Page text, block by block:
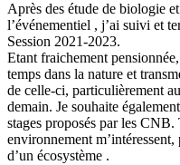
Après des étude de biologie
l’événementiel , j’ai suivi et
Session 2021-2023.
Etant fraichement
temps dans la nature et
de celle-ci, particulièrement
demain. Je souhaite
stages proposés par les
environnement
d’un écosystème .